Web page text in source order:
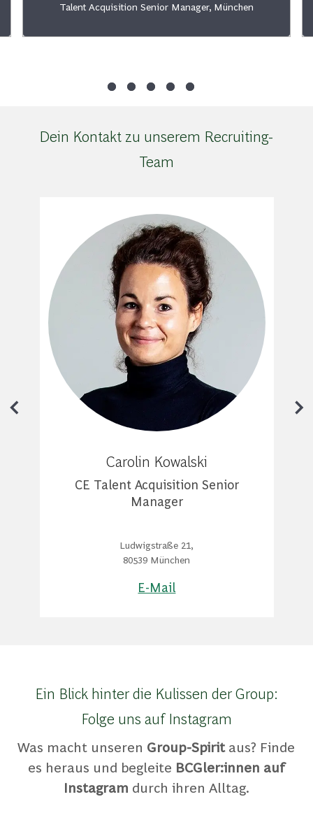
Talent Acquisition Senior Manager, München
Dein Kontakt zu unserem Recruiting-
Team
Carolin Kowalski
CE Talent Acquisition Senior
Manager
Ludwigstraße 21,
80539 München
E-Mail
Ein Blick hinter die Kulissen der Group:
Folge uns auf Instagram
Was macht unseren Group-Spiritaus? Finde
es heraus und begleite BCGler:innen auf
Instagram durch ihren Alltag.